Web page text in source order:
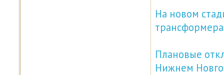
На новом
трансформера
Плановые
Нижнем